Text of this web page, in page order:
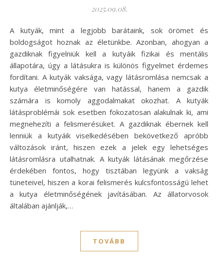
2025.09.08.
A kutyák, mint a legjobb barátaink, sok örömet és
boldogságot hoznak az életünkbe. Azonban, ahogyan a
gazdiknak figyelniük kell a kutyáik fizikai és mentális
állapotára, úgy a látásukra is különös figyelmet érdemes
fordítani. A kutyák vaksága, vagy látásromlása nemcsak a
kutya életminőségére van hatással, hanem a gazdik
számára is komoly aggodalmakat okozhat. A kutyák
látásproblémái sok esetben fokozatosan alakulnak ki, ami
megnehezíti a felismerésüket. A gazdiknak ébernek kell
lenniük a kutyáik viselkedésében bekövetkező apróbb
változások iránt, hiszen ezek a jelek egy lehetséges
látásromlásra utalhatnak. A kutyák látásának megőrzése
érdekében fontos, hogy tisztában legyünk a vakság
tüneteivel, hiszen a korai felismerés kulcsfontosságú lehet
a kutya életminőségének javításában. Az állatorvosok
általában ajánlják,…
TOVÁBB